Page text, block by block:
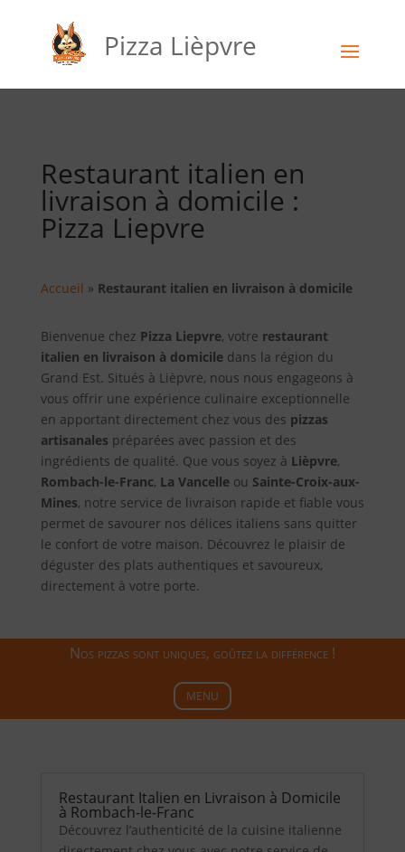
Pizza Lièpvre
Restaurant italien en
livraison à domicile :
Pizza Liepvre
Accueil » Restaurant italien en livraison à domicile
Bienvenue chez Pizza Liepvre, votre restaurant
italien en livraison à domiciledans la région du
Grand Est. Situés à Lièpvre, nous nous engageons à
vous offrir une expérience culinaire exceptionnelle
en apportant directement chez vous des pizzas
artisanales préparées avec passion et des
ingrédients de qualité. Que vous soyez à Lièpvre,
Rombach-le-Franc, La Vancelleou Sainte-Croix-aux-
Mines, notre service de livraison rapide et fiable vous
permet de savourer nos délices italiens sans quitter
le confort de votre maison. Découvrez le plaisir de
déguster des plats authentiques et savoureux,
directement à votre porte.
Nos pizzas sont uniques, goûtez la différence !
MENU
Restaurant Italien en Livraison à Domicile
à Rombach-le-Franc
Découvrez l’authenticité de la cuisine italienne